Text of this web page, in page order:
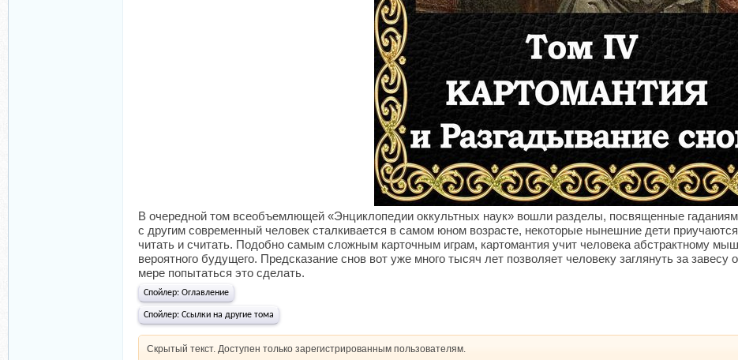
В очередной том всеобъемлющей «Энциклопедии оккультных наук» вошли разделы, посвященные
с другим современный человек сталкивается в самом юном возрасте, некоторые нынешние дети
читать и считать. Подобно самым сложным карточным играм, картомантия учит человека абстрактному
вероятного будущего. Предсказание снов вот уже много тысяч лет позволяет человеку заглянуть за
мере попытаться это сделать.
Спойлер: Оглавление
Спойлер: Ссылки на другие тома
Скрытый текст. Доступен только зарегистрированным пользователям.